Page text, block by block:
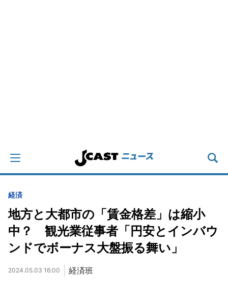
経済
地方と大都市の「賃金格差」は縮小
中？ 観光業従事者「円安とインバウ
ンドでボーナス大盤振る舞い」
2024.05.03 16:00 経済班